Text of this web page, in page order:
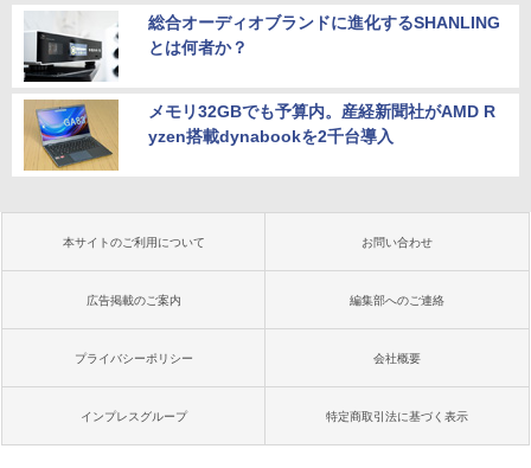
総合オーディオブランドに進化するSHANLING
とは何者か？
メモリ32GBでも予算内。産経新聞社がAMD R
yzen搭載dynabookを2千台導入
本サイトのご利用について お問い合わせ
広告掲載のご案内 編集部へのご連絡
プライバシーポリシー 会社概要
インプレスグループ 特定商取引法に基づく表示